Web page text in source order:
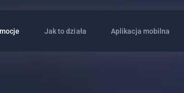
Jak to działa Aplikacja mobilna